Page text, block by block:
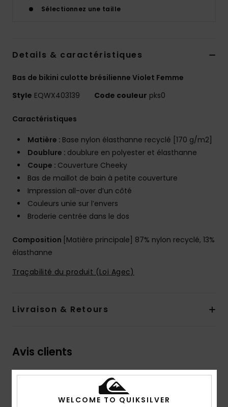
Sélectionnez une taille
Details & caractéristiques
Bas de bikini culotte brésilienne Violet Femme
Style EQWX403139 Code couleur pks0
Caractéristiques
Matière : Base nylon élasthanne recyclé [170 g/m2]
Doublure : doublure en polyester et élasthanne
Coupe : Couverture Cheeky
Bas de maillot de bain à petite couverture
Impression all-over d’un côté
Couleurs unie sur l’envers
Broderie centrée dans le dos
Composition [Matière principale] 87% nylon recyclé, 13%
élasthanne
Traçabilité du produit (Loi Agec)
Livraison & Retours
Avis clients
Note moyenne
WELCOME TO QUIKSILVER